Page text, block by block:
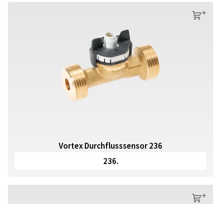
s
Vortex Durchflusssensor 236
236.
s